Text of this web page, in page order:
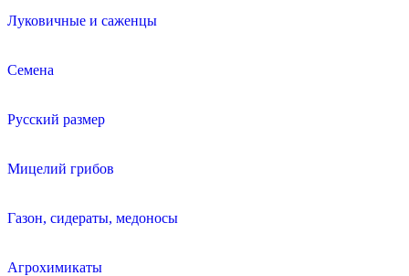
Луковичные и саженцы
Семена
Русский размер
Мицелий грибов
Газон, сидераты, медоносы
Агрохимикаты